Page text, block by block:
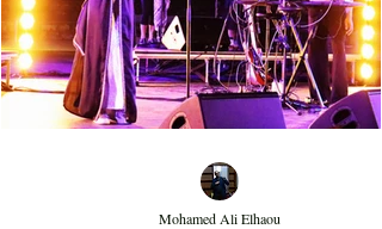
non seulement le cœur de son aud